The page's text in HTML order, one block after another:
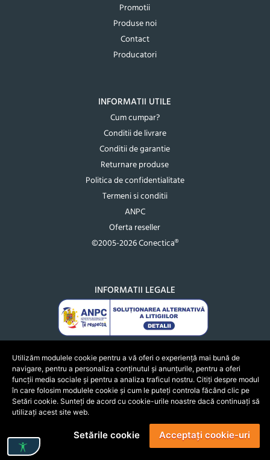
Promotii
Produse noi
Contact
Producatori
INFORMATII UTILE
Cum cumpar?
Conditii de livrare
Conditii de garantie
Returnare produse
Politica de confidentialitate
Termeni si conditii
ANPC
Oferta reseller
©2005-2026 Conectica®
INFORMATII LEGALE
Utilizăm modulele cookie pentru a vă oferi o experiență mai bună de
navigare, pentru a personaliza conținutul și anunțurile, pentru a oferi
funcții media sociale și pentru a analiza traficul nostru. Citiți despre modul
în care folosim modulele cookie și cum le puteți controla făcând clic pe
Setări cookie. Sunteți de acord cu cookie-urile noastre dacă continuați să
utilizați acest site web.
Setările cookie Acceptați cookie-uri